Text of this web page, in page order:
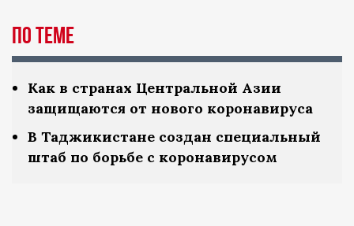
По теме
Как в странах Центральной Азии
защищаются от нового коронавируса
В Таджикистане создан специальный
штаб по борьбе с коронавирусом